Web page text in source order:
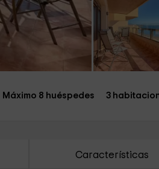
Máximo 8 huéspedes 3
Características